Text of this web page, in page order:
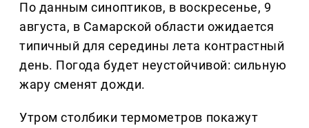
По данным синоптиков, в воскресенье, 9
августа, в Самарской области ожидается
типичный для середины лета контрастный
день. Погода будет неустойчивой: сильную
жару сменят дожди.
Утром столбики термометров покажут